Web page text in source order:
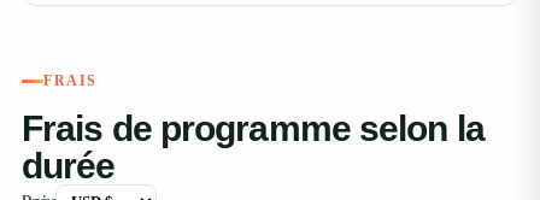
FRAIS
Frais de programme selon la
durée